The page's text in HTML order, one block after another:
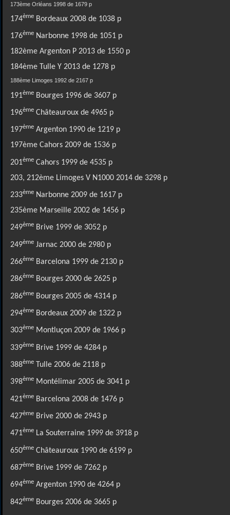
173ème Orléans 1998 de 1679 p
174ème Bordeaux 2008 de 1038 p
176ème Narbonne 1998 de 1051 p
182ème Argenton P 2013 de 1550 p
184ème Tulle Y 2013 de 1278 p
188ème Limoges 1992 de 2167 p
191ème Bourges 1996 de 3607 p
196ème Châteauroux de 4965 p
197ème Argenton 1990 de 1219 p
197ème Cahors 2009 de 1536 p
201ème Cahors 1999 de 4535 p
203, 212ème Limoges V N1000 2014 de 3298 p
233ème Narbonne 2009 de 1617 p
235ème Marseille 2002 de 1456 p
249ème Brive 1999 de 3052 p
249ème Jarnac 2000 de 2980 p
266ème Barcelona 1999 de 2130 p
286ème Bourges 2000 de 2625 p
286ème Bourges 2005 de 4314 p
294ème Bordeaux 2009 de 1322 p
303ème Montluçon 2009 de 1966 p
339ème Brive 1999 de 4284 p
388ème Tulle 2006 de 2118 p
398ème Montélimar 2005 de 3041 p
421ème Barcelona 2008 de 1476 p
427ème Brive 2000 de 2943 p
471ème La Souterraine 1999 de 3918 p
650ème Châteauroux 1990 de 6199 p
687ème Brive 1999 de 7262 p
694ème Argenton 1990 de 4264 p
842ème Bourges 2006 de 3665 p